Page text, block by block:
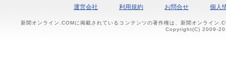
運営会社 利用規約 お問合せ 個人
新聞オンライン.COMに掲載されているコンテンツの著作権は、新聞オンライン
Copyright(C) 2009-